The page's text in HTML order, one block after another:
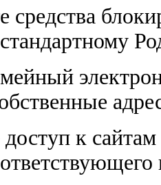
средства
доступ к